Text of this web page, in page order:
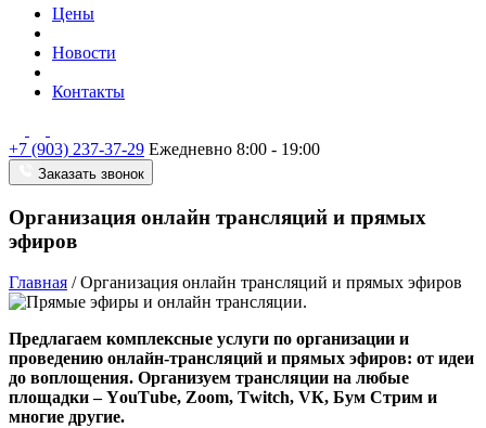
Цены
Новости
Контакты
+7 (903) 237-37-29 Ежедневно 8:00 - 19:00
Заказать звонок
Организация онлайн трансляций и прямых
эфиров
Главная /Организация онлайн трансляций и прямых эфиров
Предлагаем комплексные услуги по организации и
проведению онлайн-трансляций и прямых эфиров: от идеи
до воплощения. Организуем трансляции на любые
площадки – YоuТubе, Zооm, Тwitсh, VК, Бум Стрим и
многие другие.